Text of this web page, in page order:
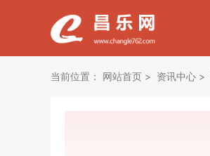
当前位置： 网站首页 资讯中心